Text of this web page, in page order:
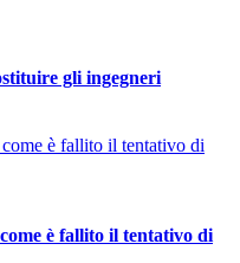
gli ingegneri
è fallito il tentativo di